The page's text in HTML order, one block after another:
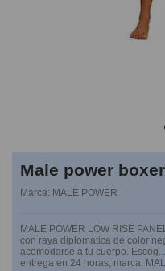
Male power
Marca: MALE POWER
MALE POWER LOW RISE
con raya diplomática de color
acomodarse a tu cuerpo. Escog...
entrega en 24 horas, marca: